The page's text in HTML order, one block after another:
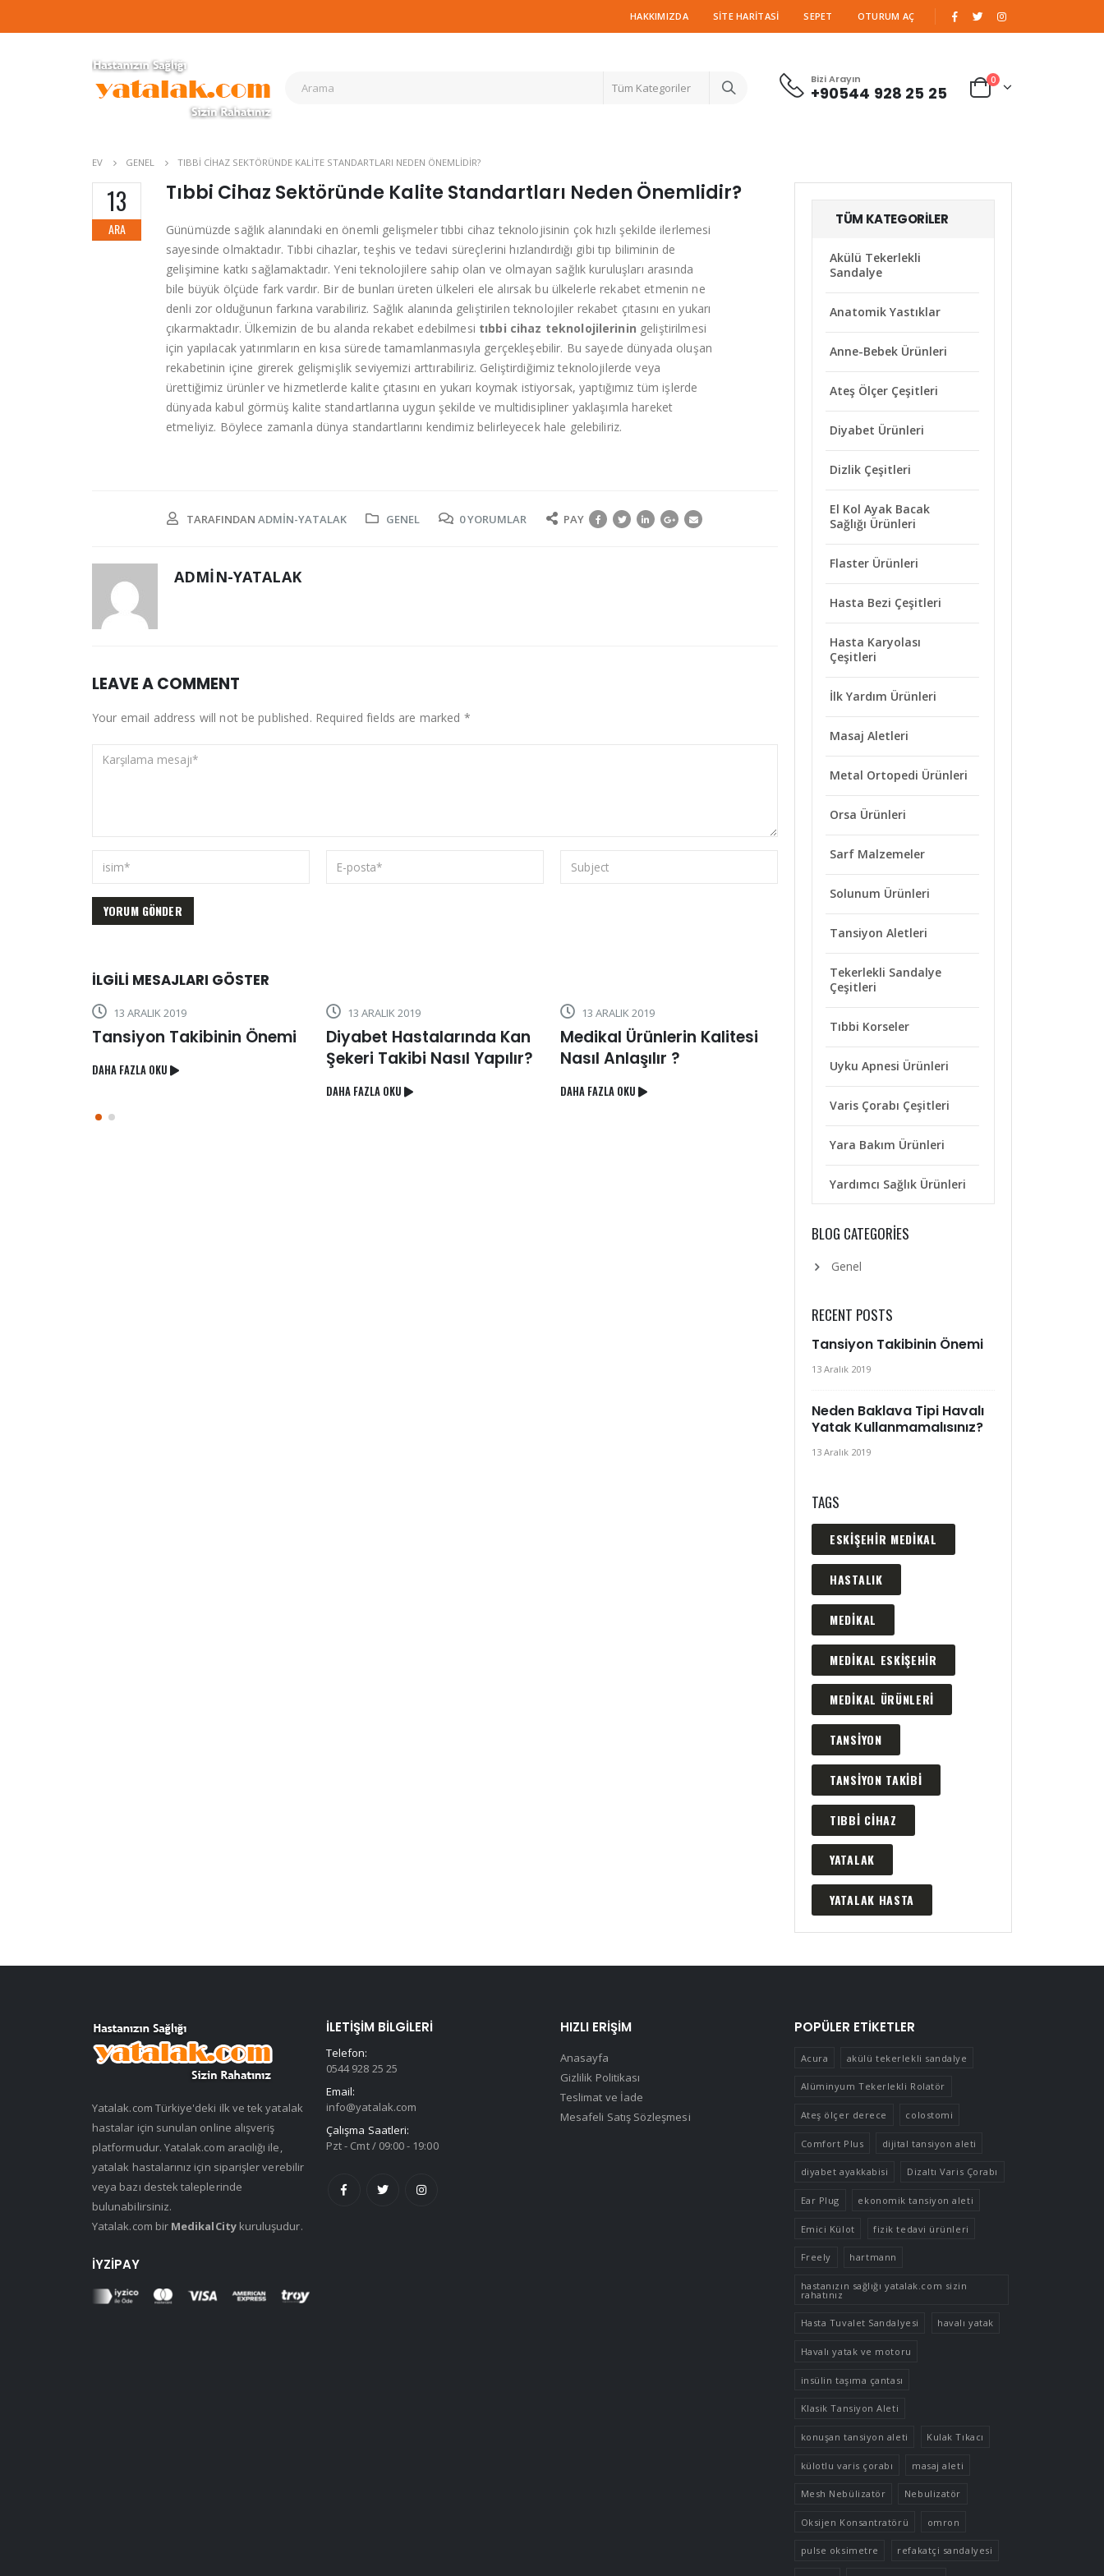
HAKKIMIZDA SITE HARITASI SEPET OTURUM AÇ
Tüm Kategoriler
Bizi Arayın
+90544 928 25 25
0
EV GENEL TIBBI CIHAZ SEKTÖRÜNDE KALITE STANDARTLARI NEDEN ÖNEMLIDIR?
13
ARA
Tıbbi Cihaz Sektöründe Kalite Standartları Neden Önemlidir?
Günümüzde sağlık alanındaki en önemli gelişmeler tıbbi cihaz teknolojisinin çok hızlı şekilde ilerlemesi
sayesinde olmaktadır. Tıbbi cihazlar, teşhis ve tedavi süreçlerini hızlandırdığı gibi tıp biliminin de
gelişimine katkı sağlamaktadır. Yeni teknolojilere sahip olan ve olmayan sağlık kuruluşları arasında
bile büyük ölçüde fark vardır. Bir de bunları üreten ülkeleri ele alırsak bu ülkelerle rekabet etmenin ne
denli zor olduğunun farkına varabiliriz. Sağlık alanında geliştirilen teknolojiler rekabet çıtasını en yukarı
çıkarmaktadır. Ülkemizin de bu alanda rekabet edebilmesi tıbbi cihaz teknolojilerinin geliştirilmesi
için yapılacak yatırımların en kısa sürede tamamlanmasıyla gerçekleşebilir. Bu sayede dünyada oluşan
rekabetinin içine girerek gelişmişlik seviyemizi arttırabiliriz. Geliştirdiğimiz teknolojilerde veya
ürettiğimiz ürünler ve hizmetlerde kalite çıtasını en yukarı koymak istiyorsak, yaptığımız tüm işlerde
dünyada kabul görmüş kalite standartlarına uygun şekilde ve multidisipliner yaklaşımla hareket
etmeliyiz. Böylece zamanla dünya standartlarını kendimiz belirleyecek hale gelebiliriz.
TARAFINDAN ADMIN-YATALAK GENEL 0 YORUMLAR PAY
ADMIN-YATALAK
LEAVE A COMMENT
Your email address will not be published. Required fields are marked *
İLGILI MESAJLARI GÖSTER
Takibinin Önemi
Diyabet Hastalarında Kan
Şekeri Takibi Nasıl Yapılır?
Medikal Ürünlerin Kalitesi
Nasıl Anlaşılır ?
Neden Baklava Tipi Havalı
Yatak Kullanmamalısınız?
13 ARALIK 2019
Tansiyon Takibinin Önemi
DAHA FAZLA OKU
TÜM KATEGORILER
Akülü Tekerlekli
Sandalye
Anatomik Yastıklar
Anne-Bebek Ürünleri
Ateş Ölçer Çeşitleri
Diyabet Ürünleri
Dizlik Çeşitleri
El Kol Ayak Bacak
Sağlığı Ürünleri
Flaster Ürünleri
Hasta Bezi Çeşitleri
Hasta Karyolası
Çeşitleri
İlk Yardım Ürünleri
Masaj Aletleri
Metal Ortopedi Ürünleri
Orsa Ürünleri
Sarf Malzemeler
Solunum Ürünleri
Tansiyon Aletleri
Tekerlekli Sandalye
Çeşitleri
Tıbbi Korseler
Uyku Apnesi Ürünleri
Varis Çorabı Çeşitleri
Yara Bakım Ürünleri
Yardımcı Sağlık Ürünleri
BLOG CATEGORIES
Genel
RECENT POSTS
Tansiyon Takibinin Önemi
13 Aralık 2019
Neden Baklava Tipi Havalı
Yatak Kullanmamalısınız?
13 Aralık 2019
TAGS
ESKIŞEHIR MEDIKAL
HASTALIK
MEDIKAL
MEDIKAL ESKIŞEHIR
MEDIKAL ÜRÜNLERI
TANSIYON
TANSIYON TAKIBI
TIBBI CIHAZ
YATALAK
YATALAK HASTA
Yatalak.com Türkiye'deki ilk ve tek yatalak
hastalar için sunulan online alışveriş
platformudur. Yatalak.com aracılığı ile,
yatalak hastalarınız için siparişler verebilir
veya bazı destek taleplerinde
bulunabilirsiniz.
Yatalak.com bir MedikalCitykuruluşudur.
İYZIPAY
İLETIŞIM BILGILERI
Telefon:
0544 928 25 25
Email:
info@yatalak.com
Çalışma Saatleri:
Pzt - Cmt / 09:00 - 19:00
HIZLI ERIŞIM
Anasayfa
Gizlilik Politikası
Teslimat ve İade
Mesafeli Satış Sözleşmesi
POPÜLER ETIKETLER
Acura akülü tekerlekli sandalye
Alüminyum Tekerlekli Rolatör
Ateş ölçer derece colostomi
Comfort Plus dijital tansiyon aleti
diyabet ayakkabisi Dizaltı Varis Çorabı
Ear Plug ekonomik tansiyon aleti
Emici Külot fizik tedavi ürünleri
Freely hartmann
hastanızın sağlığı yatalak.com sizin
rahatınız
Hasta Tuvalet Sandalyesi havalı yatak
Havalı yatak ve motoru
insülin taşıma çantası
Klasik Tansiyon Aleti
konuşan tansiyon aleti Kulak Tıkacı
külotlu varis çorabı masaj aleti
Mesh Nebülizatör Nebulizatör
Oksijen Konsantratörü omron
pulse oksimetre refakatçi sandalyesi